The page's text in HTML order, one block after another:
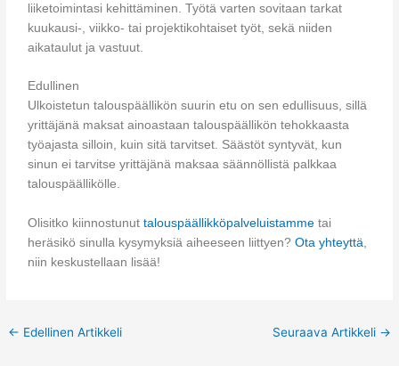
liiketoimintasi kehittäminen. Työtä varten sovitaan tarkat
kuukausi-, viikko- tai projektikohtaiset työt, sekä niiden
aikataulut ja vastuut.
Edullinen
Ulkoistetun talouspäällikön suurin etu on sen edullisuus, sillä
yrittäjänä maksat ainoastaan talouspäällikön tehokkaasta
työajasta silloin, kuin sitä tarvitset. Säästöt syntyvät, kun
sinun ei tarvitse yrittäjänä maksaa säännöllistä palkkaa
talouspäällikölle.
Olisitko kiinnostunuttalouspäällikköpalveluistamme tai
heräsikö sinulla kysymyksiä aiheeseen liittyen?Ota yhteyttä,
niin keskustellaan lisää!
← Edellinen Artikkeli Seuraava Artikkeli →